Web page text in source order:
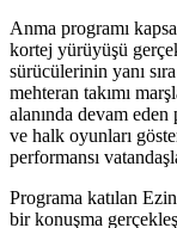
Anma programı
kortej yürüyüşü
sürücülerinin yanı
mehteran takımı
alanında devam
ve halk oyunları
performansı
Programa katılan
bir konuşma